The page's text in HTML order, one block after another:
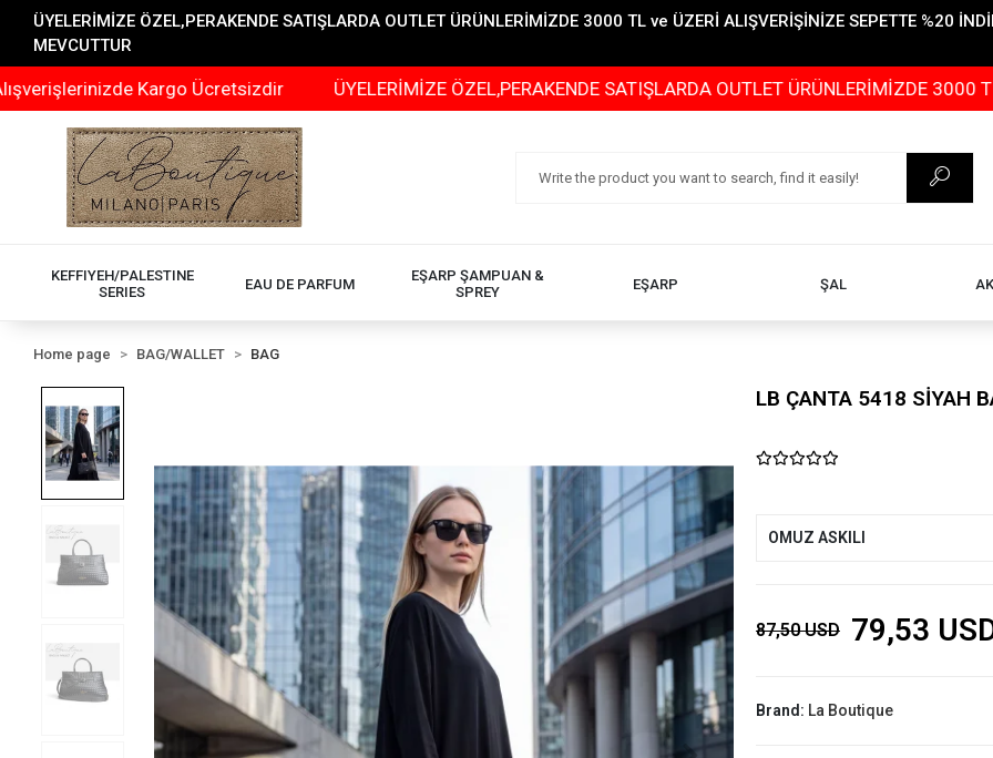
ÜYELERİMİZE ÖZEL,PERAKENDE SATIŞLARDA OUTLET ÜRÜNLERİMİZDE 3000 TL ve ÜZERİ ALIŞVERİŞİNİZE SEPETTE %20
MEVCUTTUR
Kargo Ücretsizdir ÜYELERİMİZE ÖZEL,PERAKENDE SATIŞLARDA OUTLET ÜRÜNLERİMİZDE 3000 TL ve
KEFFIYEH/PALESTINE
SERIES
EAU DE PARFUM
EŞARP ŞAMPUAN &
SPREY
EŞARP ŞAL
Home page BAG/WALLET BAG
LB ÇANTA 5418 SİYAH
OMUZ ASKILI
87,50 USD 79,53
Brand: La Boutique